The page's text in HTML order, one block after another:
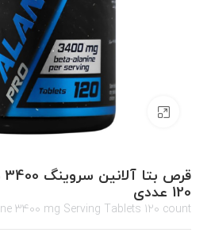
برای بزرگنمایی کلیک کنید
120 عددی
3400 mg Serving Tablets 120 count